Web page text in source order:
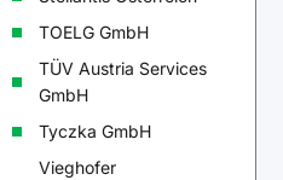
TOELG GmbH
TÜV Austria Services
GmbH
Tyczka GmbH
Vieghofer